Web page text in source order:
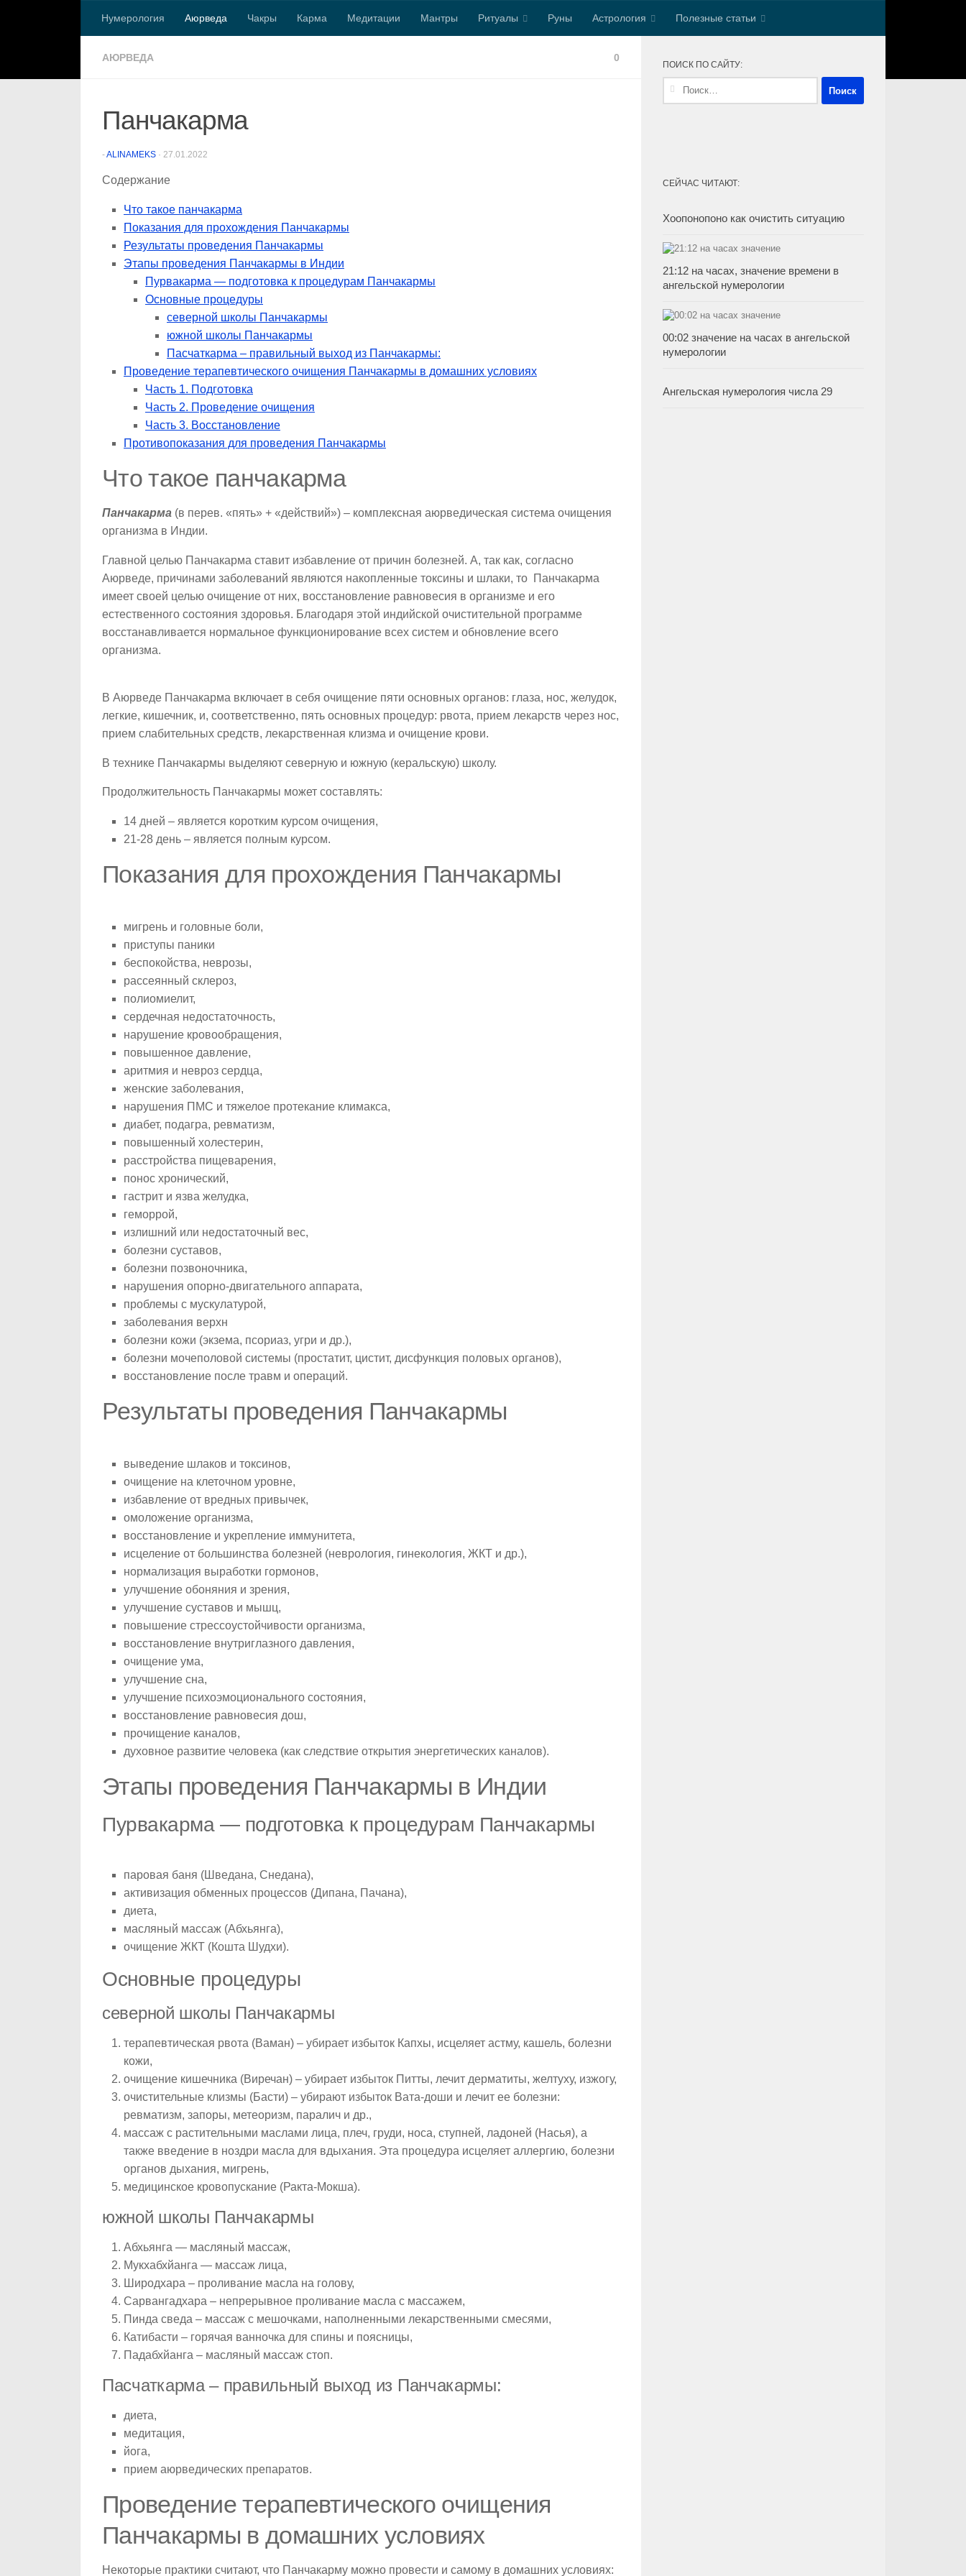
Перейти к содержимому
Нумерология Аюрведа Чакры Карма Медитации Мантры Ритуалы Руны Астрология Полезные статьи
АЮРВЕДА 0
Панчакарма
-ALINAMEKS · 27.01.2022
Содержание
Что такое панчакарма
Показания для прохождения Панчакармы
Результаты проведения Панчакармы
Этапы проведения Панчакармы в Индии
Пурвакарма — подготовка к процедурам Панчакармы
Основные процедуры
северной школы Панчакармы
южной школы Панчакармы
Пасчаткарма – правильный выход из Панчакармы:
Проведение терапевтического очищения Панчакармы в домашних условиях
Часть 1. Подготовка
Часть 2. Проведение очищения
Часть 3. Восстановление
Противопоказания для проведения Панчакармы
Что такое панчакарма
Панчакарма (в перев. «пять» + «действий») – комплексная аюрведическая система очищения
организма в Индии.
Главной целью Панчакарма ставит избавление от причин болезней. А, так как, согласно
Аюрведе, причинами заболеваний являются накопленные токсины и шлаки, то Панчакарма
имеет своей целью очищение от них, восстановление равновесия в организме и его
естественного состояния здоровья. Благодаря этой индийской очистительной программе
восстанавливается нормальное функционирование всех систем и обновление всего
организма.
В Аюрведе Панчакарма включает в себя очищение пяти основных органов: глаза, нос, желудок,
легкие, кишечник, и, соответственно, пять основных процедур: рвота, прием лекарств через нос,
прием слабительных средств, лекарственная клизма и очищение крови.
В технике Панчакармы выделяют северную и южную (керальскую) школу.
Продолжительность Панчакармы может составлять:
14 дней – является коротким курсом очищения,
21-28 день – является полным курсом.
Показания для прохождения Панчакармы
мигрень и головные боли,
приступы паники
беспокойства, неврозы,
рассеянный склероз,
полиомиелит,
сердечная недостаточность,
нарушение кровообращения,
повышенное давление,
аритмия и невроз сердца,
женские заболевания,
нарушения ПМС и тяжелое протекание климакса,
диабет, подагра, ревматизм,
повышенный холестерин,
расстройства пищеварения,
понос хронический,
гастрит и язва желудка,
геморрой,
излишний или недостаточный вес,
болезни суставов,
болезни позвоночника,
нарушения опорно-двигательного аппарата,
проблемы с мускулатурой,
заболевания верхн
болезни кожи (экзема, псориаз, угри и др.),
болезни мочеполовой системы (простатит, цистит, дисфункция половых органов),
восстановление после травм и операций.
Результаты проведения Панчакармы
выведение шлаков и токсинов,
очищение на клеточном уровне,
избавление от вредных привычек,
омоложение организма,
восстановление и укрепление иммунитета,
исцеление от большинства болезней (неврология, гинекология, ЖКТ и др.),
нормализация выработки гормонов,
улучшение обоняния и зрения,
улучшение суставов и мышц,
повышение стрессоустойчивости организма,
восстановление внутриглазного давления,
очищение ума,
улучшение сна,
улучшение психоэмоционального состояния,
восстановление равновесия дош,
прочищение каналов,
духовное развитие человека (как следствие открытия энергетических каналов).
Этапы проведения Панчакармы в Индии
Пурвакарма — подготовка к процедурам Панчакармы
паровая баня (Шведана, Снедана),
активизация обменных процессов (Дипана, Пачана),
диета,
масляный массаж (Абхьянга),
очищение ЖКТ (Кошта Шудхи).
Основные процедуры
северной школы Панчакармы
терапевтическая рвота (Ваман) – убирает избыток Капхы, исцеляет астму, кашель, болезни
кожи,
очищение кишечника (Виречан) – убирает избыток Питты, лечит дерматиты, желтуху, изжогу,
очистительные клизмы (Басти) – убирают избыток Вата-доши и лечит ее болезни:
ревматизм, запоры, метеоризм, паралич и др.,
массаж с растительными маслами лица, плеч, груди, носа, ступней, ладоней (Насья), а
также введение в ноздри масла для вдыхания. Эта процедура исцеляет аллергию, болезни
органов дыхания, мигрень,
медицинское кровопускание (Ракта-Мокша).
южной школы Панчакармы
Абхьянга — масляный массаж,
Мукхабхйанга — массаж лица,
Широдхара – проливание масла на голову,
Сарвангадхара – непрерывное проливание масла с массажем,
Пинда сведа – массаж с мешочками, наполненными лекарственными смесями,
Катибасти – горячая ванночка для спины и поясницы,
Падабхйанга – масляный массаж стоп.
Пасчаткарма – правильный выход из Панчакармы:
диета,
медитация,
йога,
прием аюрведических препаратов.
Проведение терапевтического очищения
Панчакармы в домашних условиях
Некоторые практики считают, что Панчакарму можно провести и самому в домашних условиях:
ПОИСК ПО САЙТУ:
Найти:
СЕЙЧАС ЧИТАЮТ:
Хоопонопоно как очистить ситуацию
21:12 на часах, значение времени в
ангельской нумерологии
00:02 значение на часах в ангельской
нумерологии
Ангельская нумерология числа 29